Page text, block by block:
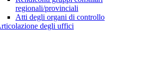
regionali/provinciali
Atti degli organi di controllo
degli uffici